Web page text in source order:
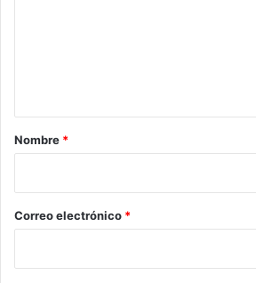
r
*
Nombre *
Correo electrónico *